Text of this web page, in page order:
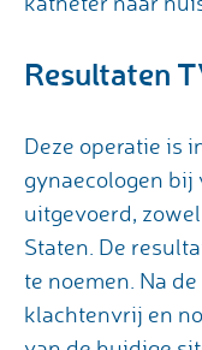
Resultaten
Deze operatie is
gynaecologen
uitgevoerd,
Staten. De
te noemen. Na
klachtenvrij en